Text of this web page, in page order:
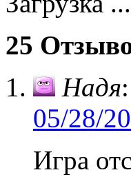
25
Надя:
05/28/
Игра